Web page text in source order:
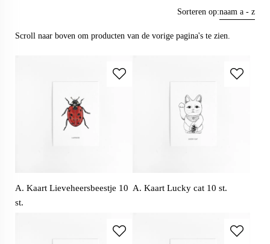
Sorteren op:naam a - z
Scroll naar boven om producten van de vorige pagina's te zien.
A. Kaart Lieveheersbeestje 10
st.
A. Kaart Lucky cat 10 st.